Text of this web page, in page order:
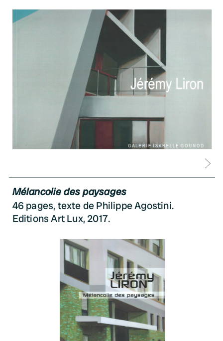
Mélancolie des paysages
46 pages, texte de Philippe Agostini.
Editions Art Lux, 2017.